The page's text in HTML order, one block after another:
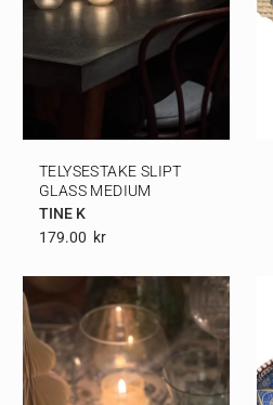
TELYSESTAKE SLIPT
GLASS MEDIUM
TINE K
179.00 Kr